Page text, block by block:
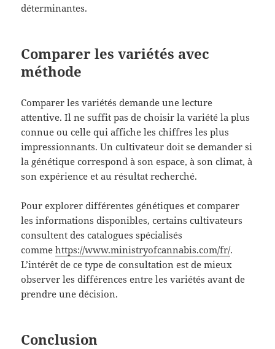
déterminantes.
Comparer les variétés avec
méthode
Comparer les variétés demande une lecture
attentive. Il ne suffit pas de choisir la variété la plus
connue ou celle qui affiche les chiffres les plus
impressionnants. Un cultivateur doit se demander si
la génétique correspond à son espace, à son climat, à
son expérience et au résultat recherché.
Pour explorer différentes génétiques et comparer
les informations disponibles, certains cultivateurs
consultent des catalogues spécialisés
commehttps://www.ministryofcannabis.com/fr/.
L’intérêt de ce type de consultation est de mieux
observer les différences entre les variétés avant de
prendre une décision.
Conclusion